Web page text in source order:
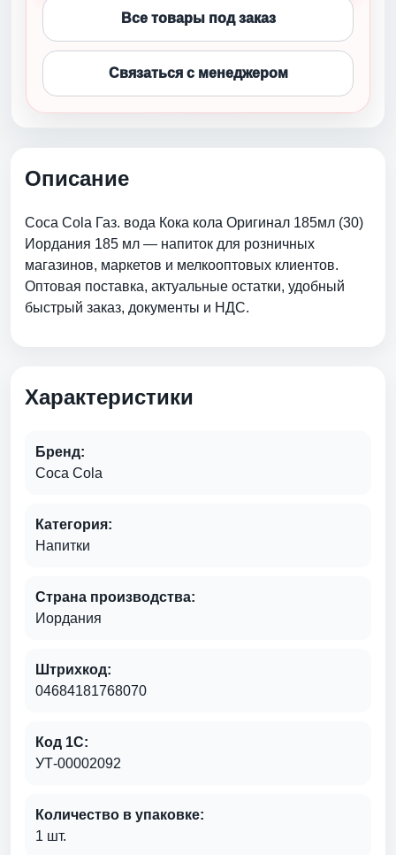
Все товары под заказ
Связаться с менеджером
Описание
Coca Cola Газ. вода Кока кола Оригинал 185мл (30)
Иордания 185 мл — напиток для розничных
магазинов, маркетов и мелкооптовых клиентов.
Оптовая поставка, актуальные остатки, удобный
быстрый заказ, документы и НДС.
Характеристики
Бренд:
Coca Cola
Категория:
Напитки
Страна производства:
Иордания
Штрихкод:
04684181768070
Код 1С:
УТ-00002092
Количество в упаковке:
1 шт.